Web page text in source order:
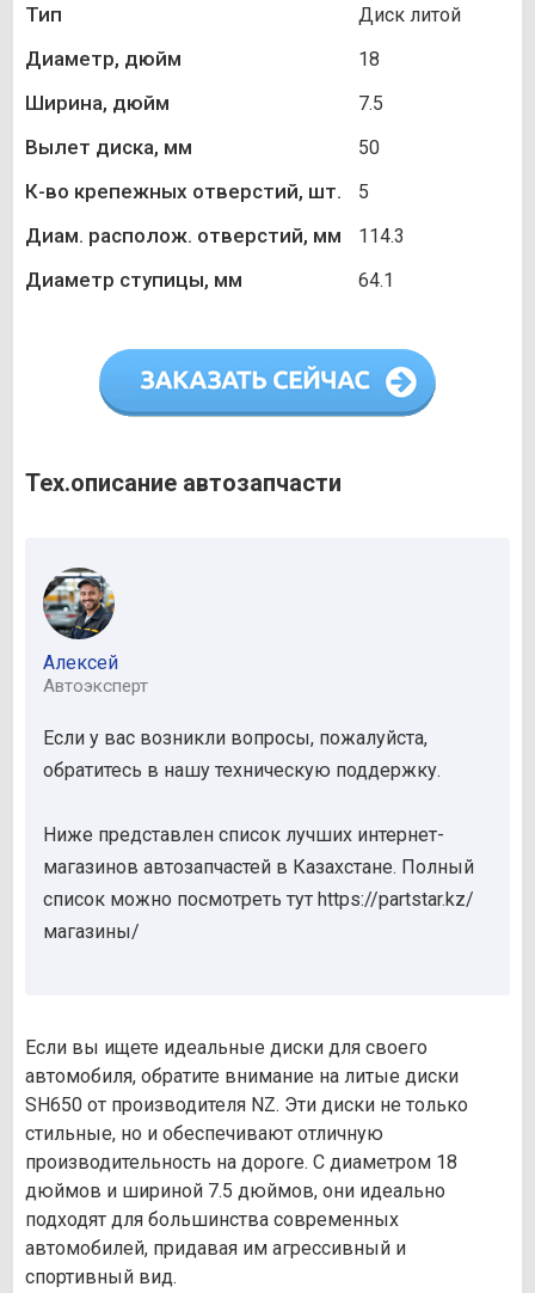
Тип Диск литой
Диаметр, дюйм 18
Ширина, дюйм 7.5
Вылет диска, мм 50
К-во крепежных отверстий, шт. 5
Диам. располож. отверстий, мм 114.3
Диаметр ступицы, мм 64.1
Тех.описание автозапчасти
Алексей
Автоэксперт
Если у вас возникли вопросы, пожалуйста,
обратитесь в нашу техническую поддержку.
Ниже представлен список лучших интернет-
магазинов автозапчастей в Казахстане. Полный
список можно посмотреть тут https://partstar.kz/
магазины/
Если вы ищете идеальные диски для своего
автомобиля, обратите внимание на литые диски
SH650 от производителя NZ. Эти диски не только
стильные, но и обеспечивают отличную
производительность на дороге. С диаметром 18
дюймов и шириной 7.5 дюймов, они идеально
подходят для большинства современных
автомобилей, придавая им агрессивный и
спортивный вид.